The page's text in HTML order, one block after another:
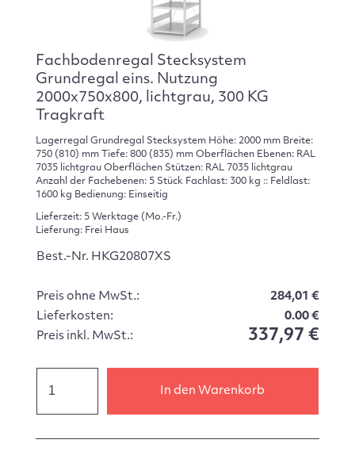
Fachbodenregal Stecksystem
Grundregal eins. Nutzung
2000x750x800, lichtgrau, 300 KG
Tragkraft
Lagerregal Grundregal Stecksystem Höhe: 2000 mm Breite:
750 (810) mm Tiefe: 800 (835) mm Oberflächen Ebenen: RAL
7035 lichtgrau Oberflächen Stützen: RAL 7035 lichtgrau
Anzahl der Fachebenen: 5 Stück Fachlast: 300 kg :: Feldlast:
1600 kg Bedienung: Einseitig
Lieferzeit: 5 Werktage (Mo.-Fr.)
Lieferung: Frei Haus
Best.-Nr. HKG20807XS
Preis ohne MwSt.:
284,01 €
Lieferkosten:
0.00 €
Preis inkl. MwSt.:
337,97 €
In den Warenkorb